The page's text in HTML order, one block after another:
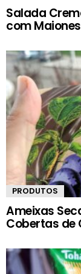
Salada
com
PRODUTOS
Ameixas
Cobertas de